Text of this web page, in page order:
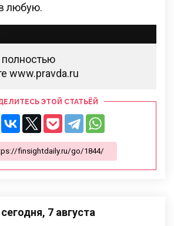
любую.
полностью
www.pravda.ru
ЭТОЙ СТАТЬЁЙ
7 августа